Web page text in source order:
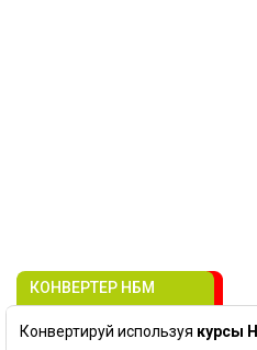
КОНВЕРТЕР НБМ
Конвертируй используя курсы